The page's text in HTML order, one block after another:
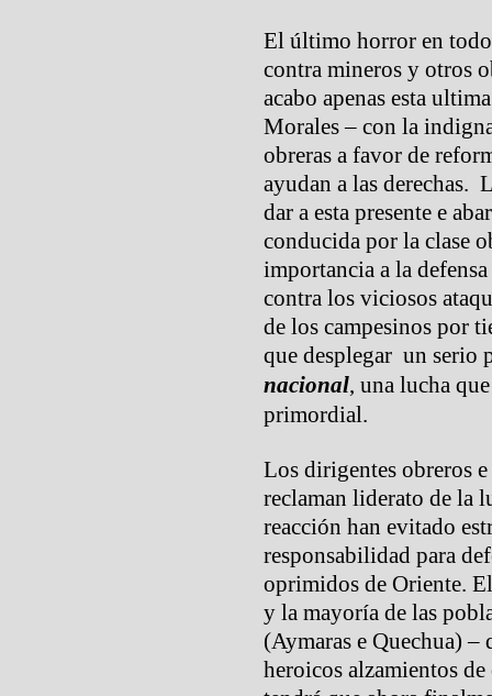
El último horror en
contra mineros y otros
acabo apenas esta
Morales – con la
obreras a favor de
ayudan a las derechas.
dar a esta presente e
conducida por la clase
importancia a la
contra los viciosos
de los campesinos por
que desplegar un serio
nacional, una lucha
primordial.
Los dirigentes obreros
reclaman liderato de la
reacción han evitado
responsabilidad para
oprimidos de Oriente.
y la mayoría de las
(Aymaras e Quechua)
heroicos alzamientos